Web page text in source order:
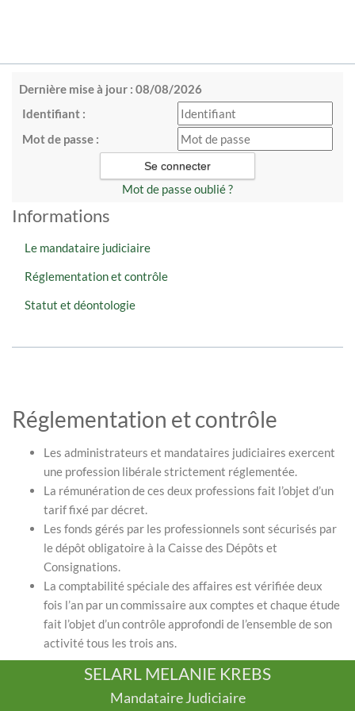
Dernière mise à jour : 08/08/2026
Identifiant :
Mot de passe :
Mot de passe oublié ?
Informations
Le mandataire judiciaire
Réglementation et contrôle
Statut et déontologie
Réglementation et contrôle
Les administrateurs et mandataires judiciaires exercent
une profession libérale strictement réglementée.
La rémunération de ces deux professions fait l’objet d’un
tarif fixé par décret.
Les fonds gérés par les professionnels sont sécurisés par
le dépôt obligatoire à la Caisse des Dépôts et
Consignations.
La comptabilité spéciale des affaires est vérifiée deux
fois l’an par un commissaire aux comptes et chaque étude
fait l’objet d’un contrôle approfondi de l’ensemble de son
activité tous les trois ans.
SELARL MELANIE KREBS
Mandataire Judiciaire